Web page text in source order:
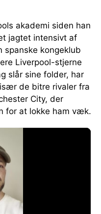
akademi siden han
jagtet intensivt af
spanske kongeklub
Liverpool-stjerne
slår sine folder, har
de bitre rivaler fra
City, der
for at lokke ham væk.